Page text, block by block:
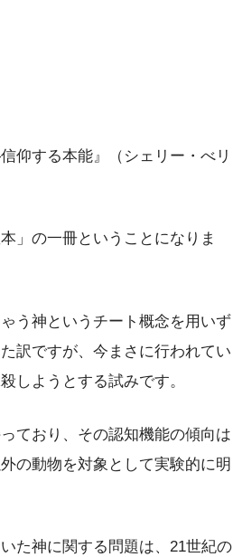
仰する本能』（シェリー・べリ
」の一冊ということになりま
う神というチート概念を用いず
訳ですが、今まさに行われてい
しようとする試みです。
ており、その認知機能の傾向は
の動物を対象として実験的に明
た神に関する問題は、21世紀の